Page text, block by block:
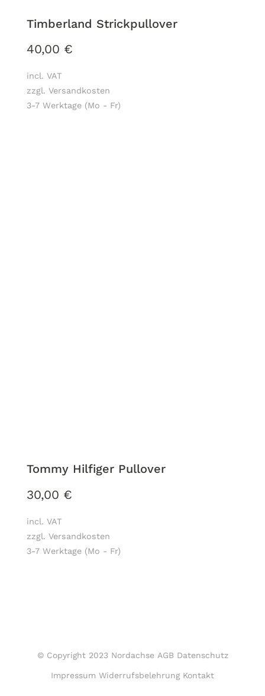
Timberland Strickpullover
40,00 €
incl. VAT
zzgl. Versandkosten
3-7 Werktage (Mo - Fr)
Tommy Hilfiger Pullover
30,00 €
incl. VAT
zzgl. Versandkosten
3-7 Werktage (Mo - Fr)
© Copyright 2023 Nordachse AGB Datenschutz
Impressum Widerrufsbelehrung Kontakt